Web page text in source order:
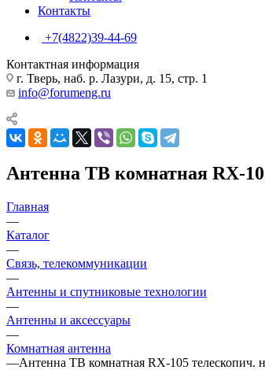
Контакты
+7(4822)39-44-69
Контактная информация
г. Тверь, наб. р. Лазури, д. 15, стр. 1
info@forumeng.ru
Антенна ТВ комнатная RX-
Главная
—
Каталог
—
Связь, телекоммуникации
—
Антенны и спутниковые технологии
—
Антенны и аксессуары
—
Комнатная антенна
—Антенна ТВ комнатная RX-105